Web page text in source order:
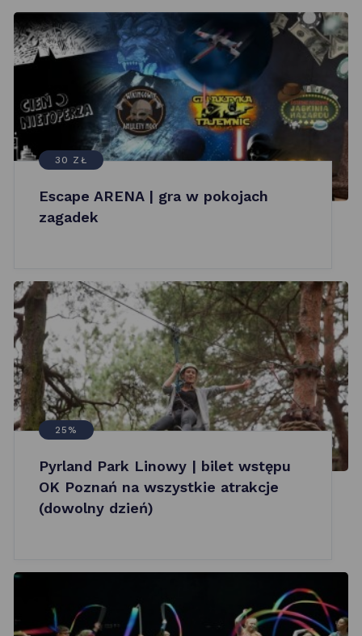
30 ZŁ
Escape ARENA | gra w pokojach
zagadek
25%
Pyrland Park Linowy | bilet wstępu
OK Poznań na wszystkie atrakcje
(dowolny dzień)